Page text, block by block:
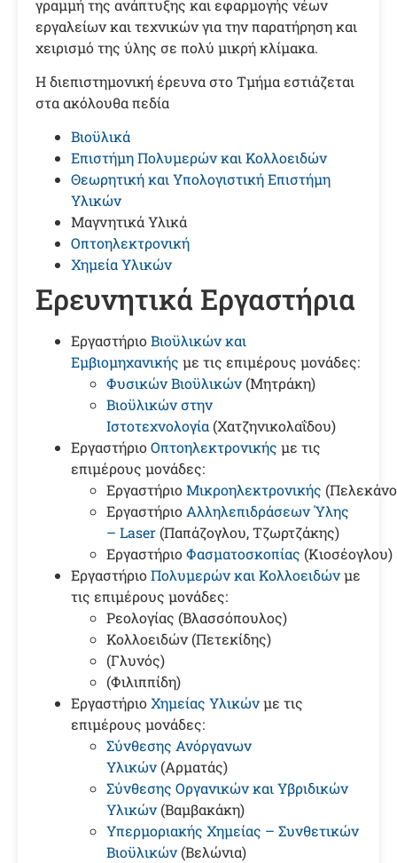
γραμμή της ανάπτυξης και εφαρμογής νέων
εργαλείων και τεχνικών για την παρατήρηση και
χειρισμό της ύλης σε πολύ μικρή κλίμακα.
Η διεπιστημονική έρευνα στο Τμήμα εστιάζεται
στα ακόλουθα πεδία
Βιοϋλικά
Επιστήμη Πολυμερών και Κολλοειδών
Θεωρητική και Υπολογιστική Επιστήμη
Υλικών
Μαγνητικά Υλικά
Οπτοηλεκτρονική
Χημεία Υλικών
Ερευνητικά Εργαστήρια
ΕργαστήριοΒιοϋλικών και
Εμβιομηχανικής με τις επιμέρους μονάδες:
Φυσικών Βιοϋλικών(Μητράκη)
Βιοϋλικών στην
Ιστοτεχνολογία (Χατζηνικολαΐδου)
ΕργαστήριοΟπτοηλεκτρονικής με τις
επιμέρους μονάδες:
ΕργαστήριοΜικροηλεκτρονικής
ΕργαστήριοΑλληλεπιδράσεων Ύλης
– Laser (Παπάζογλου, Τζωρτζάκης)
ΕργαστήριοΦασματοσκοπίας (Κιοσέογλου)
ΕργαστήριοΠολυμερών και Κολλοειδώνμε
τις επιμέρους μονάδες:
Ρεολογίας (Βλασσόπουλος)
Κολλοειδών (Πετεκίδης)
(Γλυνός)
(Φιλιππίδη)
ΕργαστήριοΧημείας Υλικώνμε τις
επιμέρους μονάδες:
Σύνθεσης Ανόργανων
Υλικών(Αρματάς)
Σύνθεσης Οργανικών και Υβριδικών
Υλικών(Βαμβακάκη)
Υπερμοριακής Χημείας – Συνθετικών
Βιοϋλικών(Βελώνια)